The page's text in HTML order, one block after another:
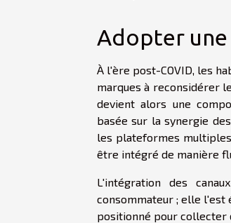
Adopter une
À l'ère post-COVID, les
marques à reconsidérer
devient alors une
basée sur la synergie
les plateformes
être intégré de manière
L'intégration des
consommateur ; elle l'est
positionné pour collecter